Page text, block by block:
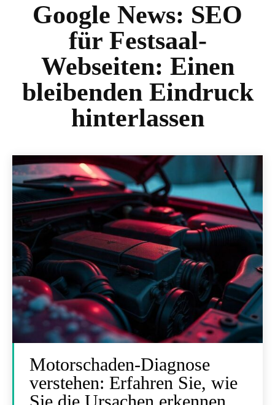
Google News: SEO
für Festsaal-
Webseiten: Einen
bleibenden Eindruck
hinterlassen
Motorschaden-Diagnose
verstehen: Erfahren Sie, wie